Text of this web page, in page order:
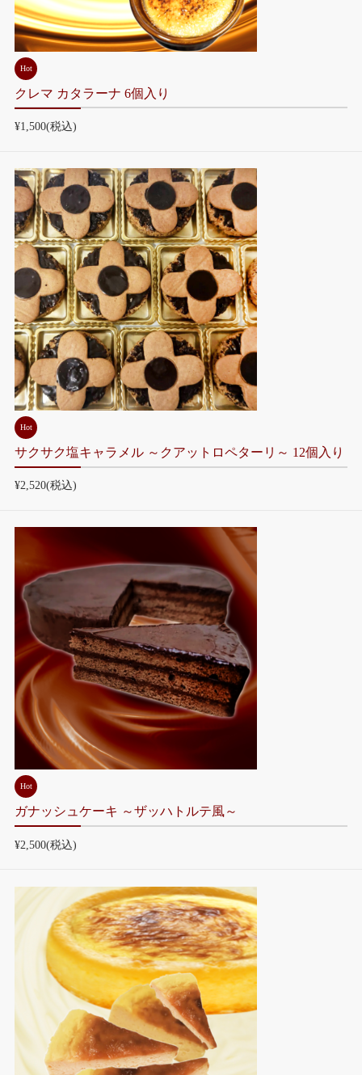
Hot
クレマ カタラーナ 6個入り
¥1,500(税込)
Hot
サクサク塩キャラメル ～クアットロペターリ～ 12個入り
¥2,520(税込)
Hot
ガナッシュケーキ ～ザッハトルテ風～
¥2,500(税込)